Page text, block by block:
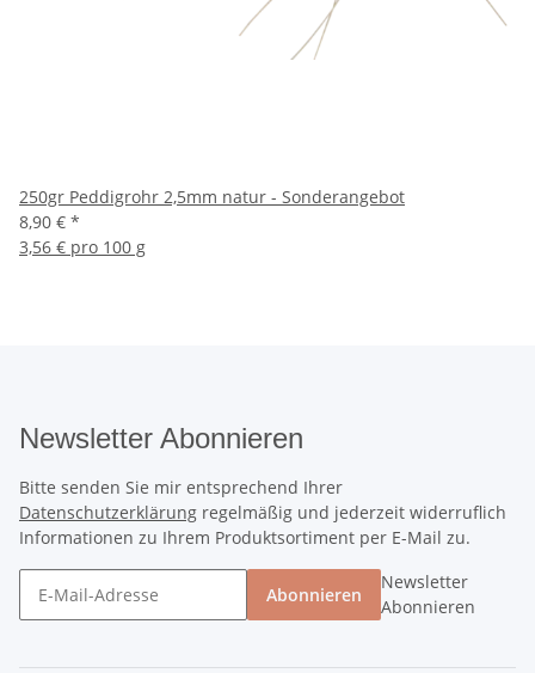
250gr Peddigrohr 2,5mm natur - Sonderangebot
8,90 € *
3,56 € pro 100 g
Newsletter Abonnieren
Bitte senden Sie mir entsprechend Ihrer
Datenschutzerklärung regelmäßig und jederzeit widerruflich
Informationen zu Ihrem Produktsortiment per E-Mail zu.
Abonnieren
Newsletter
Abonnieren